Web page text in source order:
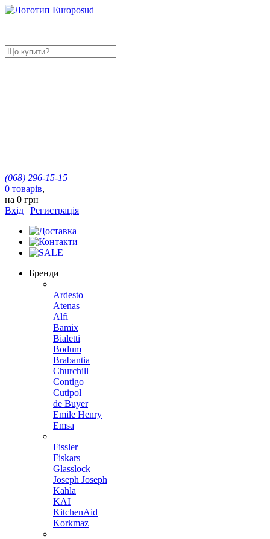
(068) 296-15-15
0 товарів,
на 0 грн
Вхід | Регистрація
Бренди
Ardesto
Atenas
Alfi
Bamix
Bialetti
Bodum
Brabantia
Churchill
Contigo
Cutipol
de Buyer
Emile Henry
Emsa
Fissler
Fiskars
Glasslock
Joseph Joseph
Kahla
KAI
KitchenAid
Korkmaz